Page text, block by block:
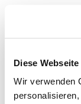
Diese
Wir verwenden